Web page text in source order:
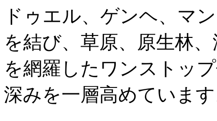
ドゥエル、ゲンヘ、マ
を結び、草原、原生林
を網羅したワンストッ
深みを一層高めていま